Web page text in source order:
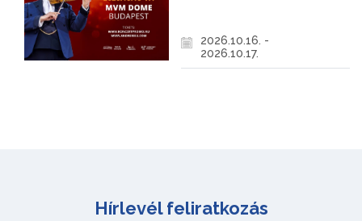
2026.10.16. -
2026.10.17.
Hírlevél feliratkozás